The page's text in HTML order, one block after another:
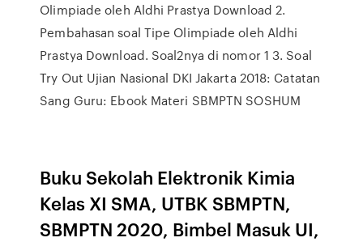
Olimpiade oleh Aldhi Prastya Download 2.
Pembahasan soal Tipe Olimpiade oleh Aldhi
Prastya Download. Soal2nya di nomor 1 3. Soal
Try Out Ujian Nasional DKI Jakarta 2018: Catatan
Sang Guru: Ebook Materi SBMPTN SOSHUM
Buku Sekolah Elektronik Kimia
Kelas XI SMA, UTBK SBMPTN,
SBMPTN 2020, Bimbel Masuk UI,